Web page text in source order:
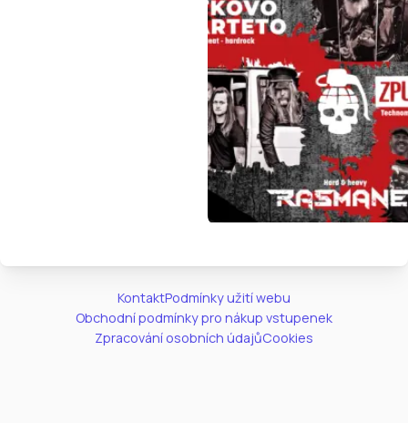
KontaktPodmínky užití webu
Obchodní podmínky pro nákup vstupenek
Zpracování osobních údajůCookies